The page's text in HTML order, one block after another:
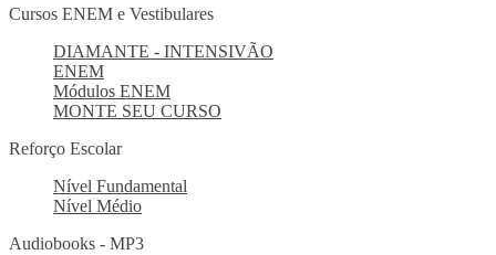
Cursos ENEM e Vestibulares
DIAMANTE - INTENSIVÃO
ENEM
Módulos ENEM
MONTE SEU CURSO
Reforço Escolar
Nível Fundamental
Nível Médio
Audiobooks - MP3